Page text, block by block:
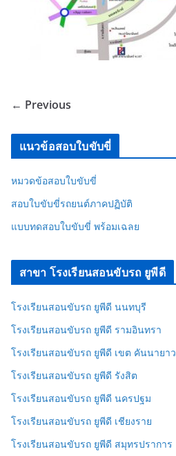
← Previous
แนวข้อสอบใบขับขี่
หมวดข้อสอบใบขับขี่
สอบใบขับขี่รถยนต์ภาคปฏิบัติ
แบบทดสอบใบขับขี่ พร้อมเฉลย
สาขา โรงเรียนสอนขับรถ ยูพีดี
โรงเรียนสอนขับรถ ยูพีดี นนทบุรี
โรงเรียนสอนขับรถ ยูพีดี รามอินทรา
โรงเรียนสอนขับรถ ยูพีดี เขต คันนายาว
โรงเรียนสอนขับรถ ยูพีดี รังสิต
โรงเรียนสอนขับรถ ยูพีดี นครปฐม
โรงเรียนสอนขับรถ ยูพีดี เชียงราย
โรงเรียนสอนขับรถ ยูพีดี สมุทรปราการ